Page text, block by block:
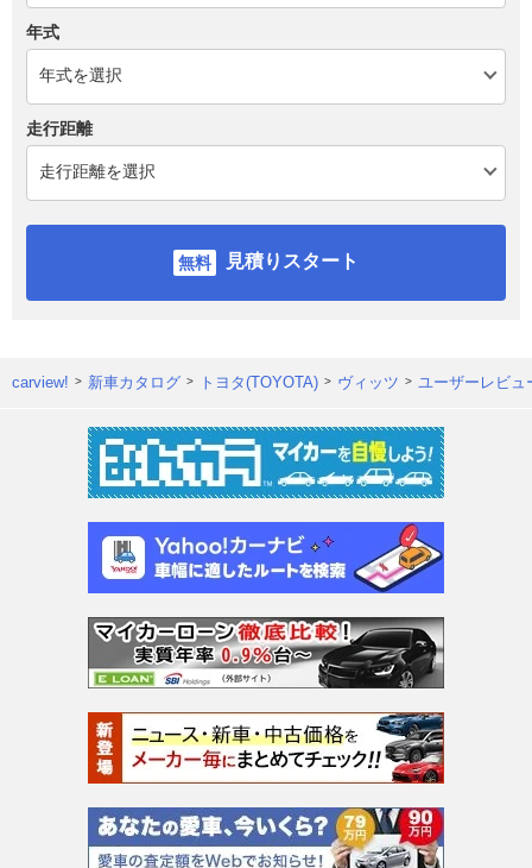
年式
走行距離
見積りスタート
carview! 新車カタログ トヨタ(TOYOTA) ヴィッツ ユーザーレビュ